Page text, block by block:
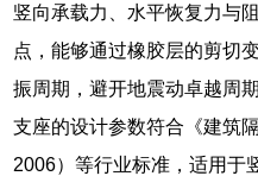
竖向承载力、水平恢复力与
点，能够通过橡胶层的剪切
振周期，避开地震动卓越周
支座的设计参数符合《建筑
2006）等行业标准，适用于